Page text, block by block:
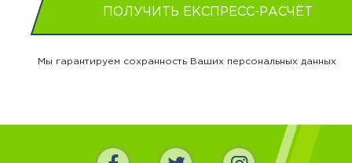
ПОЛУЧИТЬ ЕКСПРЕСС-РАСЧЁТ
Мы гарантируем сохранность Ваших персональных данных